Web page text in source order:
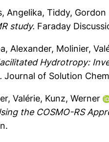
Angelika, Tiddy, Gordon
study. Faraday
Alexander, Molinier,
Hydrotropy:
Journal of Solution
Valérie, Kunz, Werner
the COSMO-RS